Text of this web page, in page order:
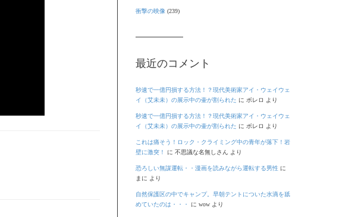
衝撃の映像 (239)
最近のコメント
秒速で一億円損する方法！？現代美術家アイ・ウェイウェ
イ（艾未未）の展示中の壷が割られた に ボレロ より
秒速で一億円損する方法！？現代美術家アイ・ウェイウェ
イ（艾未未）の展示中の壷が割られた に ボレロ より
これは痛そう！ロック・クライミング中の青年が落下！岩
壁に激突！
に 不思議な名無しさん より
恐ろしい無謀運転・・漫画を読みながら運転する男性に
まに より
自然保護区の中でキャンプ。早朝テントについた水滴を舐
めていたのは・・・
に wowより